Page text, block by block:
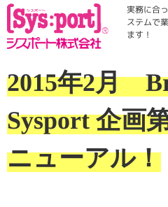
実務に合
ステムで
ます！
2015年2月
Sysport 企画
ニューアル！